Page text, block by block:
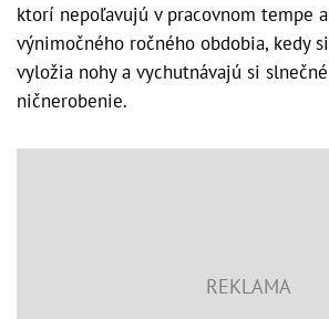
ktorí nepoľavujú v pracovnom tempe
výnimočného ročného obdobia, kedy
vyložia nohy a vychutnávajú si
ničnerobenie.